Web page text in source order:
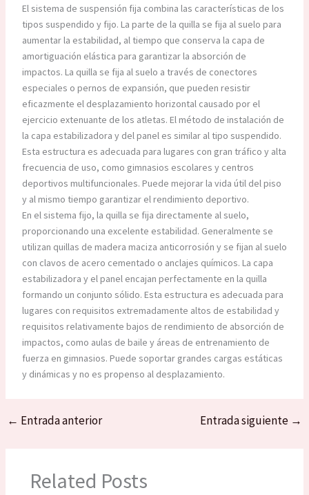
El sistema de suspensión fija combina las características de los
tipos suspendido y fijo. La parte de la quilla se fija al suelo para
aumentar la estabilidad, al tiempo que conserva la capa de
amortiguación elástica para garantizar la absorción de
impactos. La quilla se fija al suelo a través de conectores
especiales o pernos de expansión, que pueden resistir
eficazmente el desplazamiento horizontal causado por el
ejercicio extenuante de los atletas. El método de instalación de
la capa estabilizadora y del panel es similar al tipo suspendido.
Esta estructura es adecuada para lugares con gran tráfico y alta
frecuencia de uso, como gimnasios escolares y centros
deportivos multifuncionales. Puede mejorar la vida útil del piso
y al mismo tiempo garantizar el rendimiento deportivo.
En el sistema fijo, la quilla se fija directamente al suelo,
proporcionando una excelente estabilidad. Generalmente se
utilizan quillas de madera maciza anticorrosión y se fijan al suelo
con clavos de acero cementado o anclajes químicos. La capa
estabilizadora y el panel encajan perfectamente en la quilla
formando un conjunto sólido. Esta estructura es adecuada para
lugares con requisitos extremadamente altos de estabilidad y
requisitos relativamente bajos de rendimiento de absorción de
impactos, como aulas de baile y áreas de entrenamiento de
fuerza en gimnasios. Puede soportar grandes cargas estáticas
y dinámicas y no es propenso al desplazamiento.
← Entrada anterior Entrada siguiente →
Related Posts